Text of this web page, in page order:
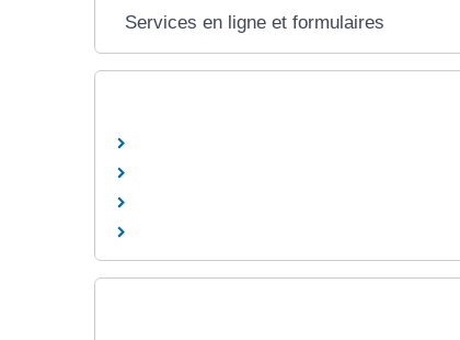
Services en ligne et formulaires